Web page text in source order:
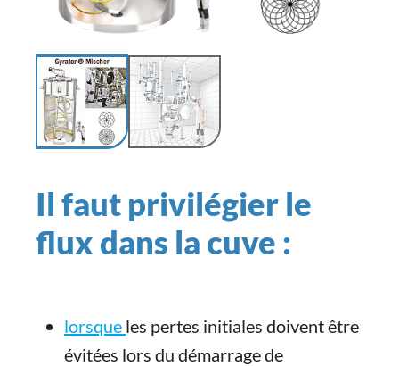
Il faut privilégier le
flux dans la cuve :
lorsque les pertes initiales doivent être
évitées lors du démarrage de